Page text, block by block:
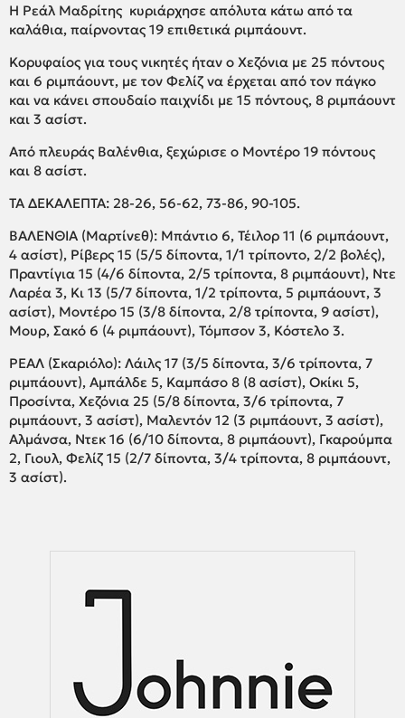
Η Ρεάλ Μαδρίτης κυριάρχησε απόλυτα κάτω από τα
καλάθια, παίρνοντας 19 επιθετικά ριμπάουντ.
Κορυφαίος για τους νικητές ήταν ο Χεζόνια με 25 πόντους
και 6 ριμπάουντ, με τον Φελίζ να έρχεται από τον πάγκο
και να κάνει σπουδαίο παιχνίδι με 15 πόντους, 8 ριμπάουντ
και 3 ασίστ.
Από πλευράς Βαλένθια, ξεχώρισε ο Μοντέρο 19 πόντους
και 8 ασίστ.
ΤΑ ΔΕΚΑΛΕΠΤΑ: 28-26, 56-62, 73-86, 90-105.
ΒΑΛΕΝΘΙΑ (Μαρτίνεθ): Μπάντιο 6, Τέιλορ 11 (6 ριμπάουντ,
4 ασίστ), Ρίβερς 15 (5/5 δίποντα, 1/1 τρίποντο, 2/2 βολές),
Πραντίγια 15 (4/6 δίποντα, 2/5 τρίποντα, 8 ριμπάουντ), Ντε
Λαρέα 3, Κι 13 (5/7 δίποντα, 1/2 τρίποντα, 5 ριμπάουντ, 3
ασίστ), Μοντέρο 15 (3/8 δίποντα, 2/8 τρίποντα, 9 ασίστ),
Μουρ, Σακό 6 (4 ριμπάουντ), Τόμπσον 3, Κόστελο 3.
ΡΕΑΛ (Σκαριόλο): Λάιλς 17 (3/5 δίποντα, 3/6 τρίποντα, 7
ριμπάουντ), Αμπάλδε 5, Καμπάσο 8 (8 ασίστ), Οκίκι 5,
Προσίντα, Χεζόνια 25 (5/8 δίποντα, 3/6 τρίποντα, 7
ριμπάουντ, 3 ασίστ), Μαλεντόν 12 (3 ριμπάουντ, 3 ασίστ),
Αλμάνσα, Ντεκ 16 (6/10 δίποντα, 8 ριμπάουντ), Γκαρούμπα
2, Γιουλ, Φελίζ 15 (2/7 δίποντα, 3/4 τρίποντα, 8 ριμπάουντ,
3 ασίστ).